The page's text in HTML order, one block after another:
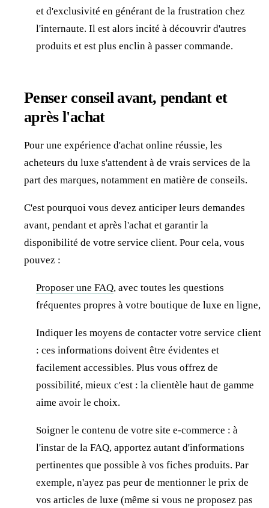
et d'exclusivité en générant de la frustration chez
l'internaute. Il est alors incité à découvrir d'autres
produits et est plus enclin à passer commande.
Penser conseil avant, pendant et
après l'achat
Pour une expérience d'achat online réussie, les
acheteurs du luxe s'attendent à de vrais services de la
part des marques, notamment en matière de conseils.
C'est pourquoi vous devez anticiper leurs demandes
avant, pendant et après l'achat et garantir la
disponibilité de votre service client. Pour cela, vous
pouvez :
Proposer une FAQ, avec toutes les questions
fréquentes propres à votre boutique de luxe en ligne,
Indiquer les moyens de contacter votre service client
: ces informations doivent être évidentes et
facilement accessibles. Plus vous offrez de
possibilité, mieux c'est : la clientèle haut de gamme
aime avoir le choix.
Soigner le contenu de votre site e-commerce : à
l'instar de la FAQ, apportez autant d'informations
pertinentes que possible à vos fiches produits. Par
exemple, n'ayez pas peur de mentionner le prix de
vos articles de luxe (même si vous ne proposez pas